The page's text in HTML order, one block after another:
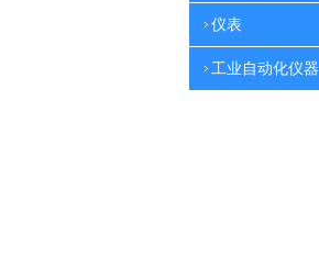
仪表
工业自动化仪器